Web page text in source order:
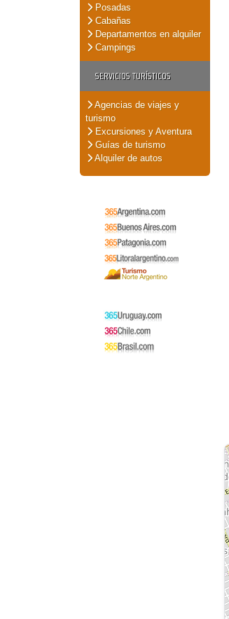
Posadas
Cabañas
Departamentos en alquiler
Campings
SERVICIOS TURÍSTICOS
Agencias de viajes y
turismo
Excursiones y Aventura
Guías de turismo
Alquiler de autos